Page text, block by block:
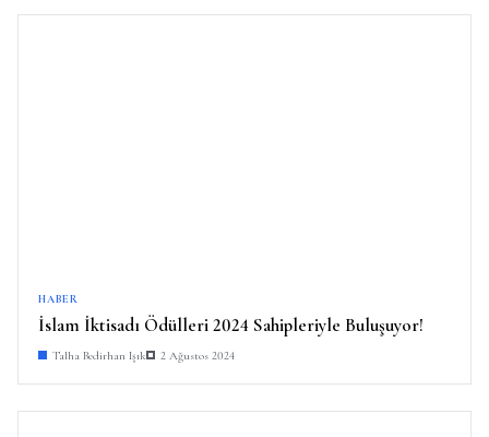
HABER
İslam İktisadı Ödülleri 2024 Sahipleriyle Buluşuyor!
Talha Bedirhan Işık 2 Ağustos 2024